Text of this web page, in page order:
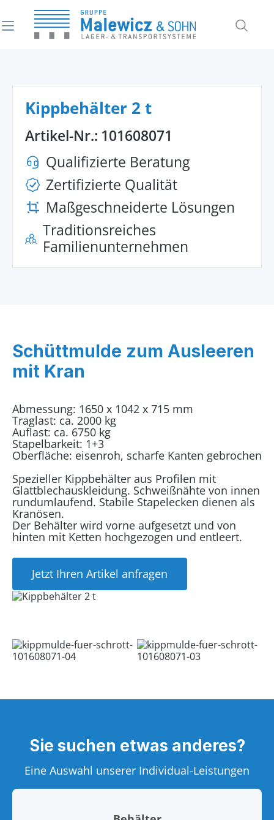
springen
Kippbehälter 2 t
Artikel-Nr.: 101608071
Qualifizierte Beratung
Zertifizierte Qualität
Maßgeschneiderte Lösungen
Traditionsreiches
Familienunternehmen
Schüttmulde zum Ausleeren
mit Kran
Abmessung: 1650 x 1042 x 715 mm
Traglast: ca. 2000 kg
Auflast: ca. 6750 kg
Stapelbarkeit: 1+3
Oberfläche: eisenroh, scharfe Kanten gebrochen
Spezieller Kippbehälter aus Profilen mit
Glattblechauskleidung. Schweißnähte von innen
rundumlaufend. Stabile Stapelecken dienen als
Kranösen.
Der Behälter wird vorne aufgesetzt und von
hinten mit Ketten hochgezogen und entleert.
Jetzt Ihren Artikel anfragen
Sie suchen etwas anderes?
Eine Auswahl unserer Individual-Leistungen